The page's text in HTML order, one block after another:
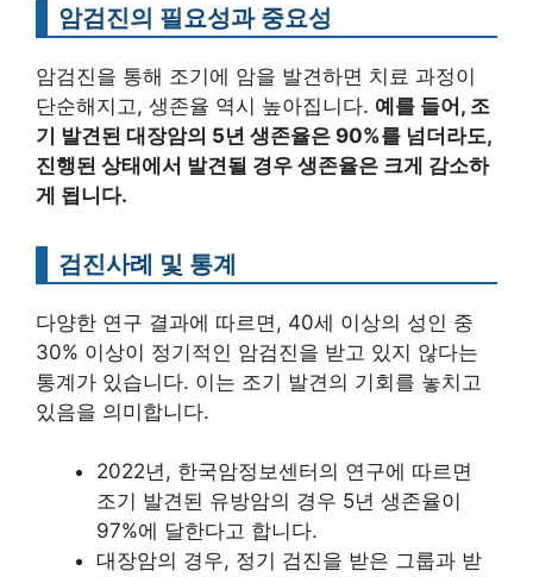
암검진의 필요성과 중요성
암검진을 통해 조기에 암을 발견하면 치료 과정이
단순해지고, 생존율 역시 높아집니다. 예를 들어, 조
기 발견된 대장암의 5년 생존율은 90%를 넘더라도,
진행된 상태에서 발견될 경우 생존율은 크게 감소하
게 됩니다.
검진사례 및 통계
다양한 연구 결과에 따르면, 40세 이상의 성인 중
30% 이상이 정기적인 암검진을 받고 있지 않다는
통계가 있습니다. 이는 조기 발견의 기회를 놓치고
있음을 의미합니다.
2022년, 한국암정보센터의 연구에 따르면
조기 발견된 유방암의 경우 5년 생존율이
97%에 달한다고 합니다.
대장암의 경우, 정기 검진을 받은 그룹과 받